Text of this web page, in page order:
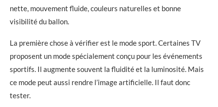
nette, mouvement fluide, couleurs naturelles et bonne
visibilité du ballon.
La première chose à vérifier est le mode sport. Certaines TV
proposent un mode spécialement conçu pour les événements
sportifs. Il augmente souvent la fluidité et la luminosité. Mais
ce mode peut aussi rendre l’image artificielle. Il faut donc
tester.